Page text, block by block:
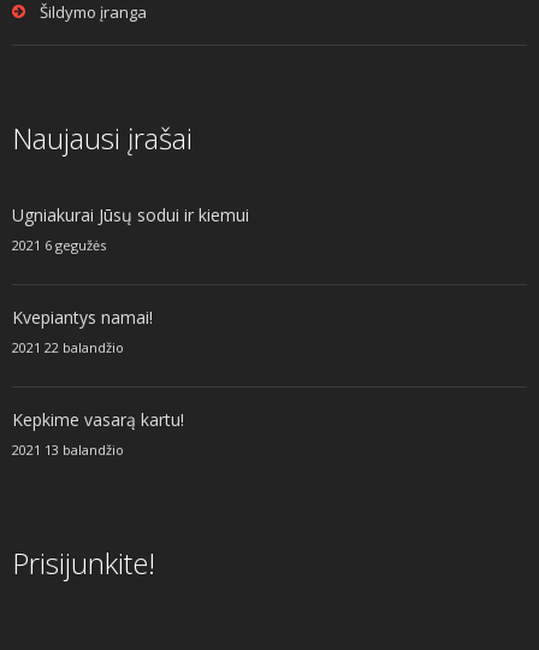
Šildymo įranga
Naujausi įrašai
Ugniakurai Jūsų sodui ir kiemui
2021 6 gegužės
Kvepiantys namai!
2021 22 balandžio
Kepkime vasarą kartu!
2021 13 balandžio
Prisijunkite!